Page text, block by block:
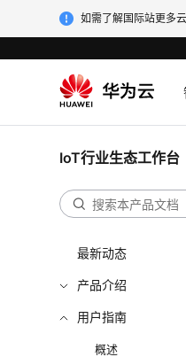
如需了解国际站更多
IoT行业生态工作台
最新动态
产品介绍
用户指南
概述